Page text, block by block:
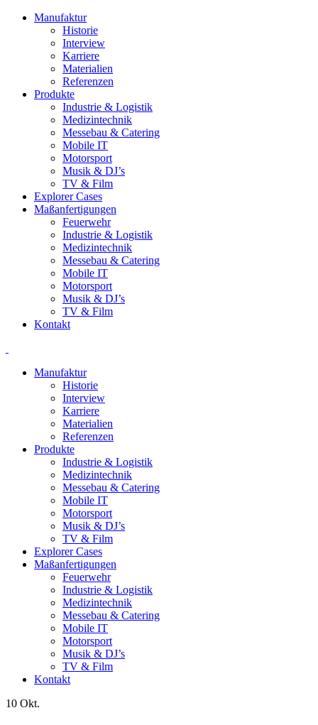
Manufaktur
Historie
Interview
Karriere
Materialien
Referenzen
Produkte
Industrie & Logistik
Medizintechnik
Messebau & Catering
Mobile IT
Motorsport
Musik & DJ’s
TV & Film
Explorer Cases
Maßanfertigungen
Feuerwehr
Industrie & Logistik
Medizintechnik
Messebau & Catering
Mobile IT
Motorsport
Musik & DJ’s
TV & Film
Kontakt
Manufaktur
Historie
Interview
Karriere
Materialien
Referenzen
Produkte
Industrie & Logistik
Medizintechnik
Messebau & Catering
Mobile IT
Motorsport
Musik & DJ’s
TV & Film
Explorer Cases
Maßanfertigungen
Feuerwehr
Industrie & Logistik
Medizintechnik
Messebau & Catering
Mobile IT
Motorsport
Musik & DJ’s
TV & Film
Kontakt
10 Okt.